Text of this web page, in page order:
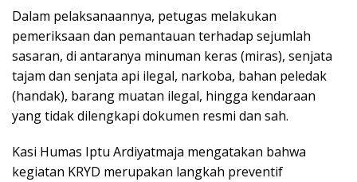
Dalam pelaksanaannya, petugas melakukan
pemeriksaan dan pemantauan terhadap sejumlah
sasaran, di antaranya minuman keras (miras), senjata
tajam dan senjata api ilegal, narkoba, bahan peledak
(handak), barang muatan ilegal, hingga kendaraan
yang tidak dilengkapi dokumen resmi dan sah.
Kasi Humas Iptu Ardiyatmaja mengatakan bahwa
kegiatan KRYD merupakan langkah preventif